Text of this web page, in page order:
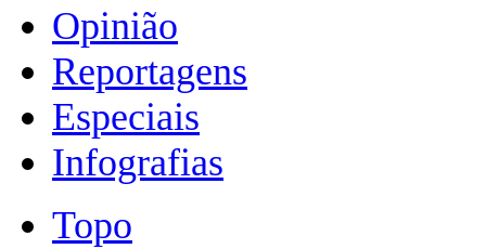
Opinião
Reportagens
Especiais
Infografias
Topo